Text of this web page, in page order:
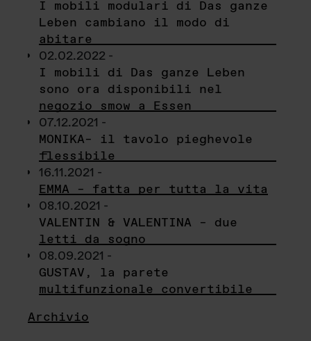
I mobili modulari di Das ganze
Leben cambiano il modo di
abitare
02.02.2022 -
I mobili di Das ganze Leben
sono ora disponibili nel
negozio smow a Essen
07.12.2021 -
MONIKA– il tavolo pieghevole
flessibile
16.11.2021 -
EMMA – fatta per tutta la vita
08.10.2021 -
VALENTIN & VALENTINA – due
letti da sogno
08.09.2021 -
GUSTAV, la parete
multifunzionale convertibile
Archivio